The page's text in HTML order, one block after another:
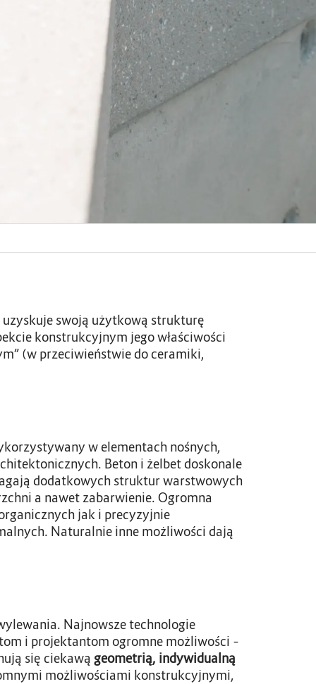
swoją użytkową strukturę
konstrukcyjnym jego właściwości
(w przeciwieństwie do ceramiki,
w elementach nośnych,
Beton i żelbet doskonale
dodatkowych struktur warstwowych
a nawet zabarwienie. Ogromna
jak i precyzyjnie
Naturalnie inne możliwości dają
Najnowsze technologie
i projektantom ogromne możliwości –
się ciekawą geometrią, indywidualną
możliwościami konstrukcyjnymi,